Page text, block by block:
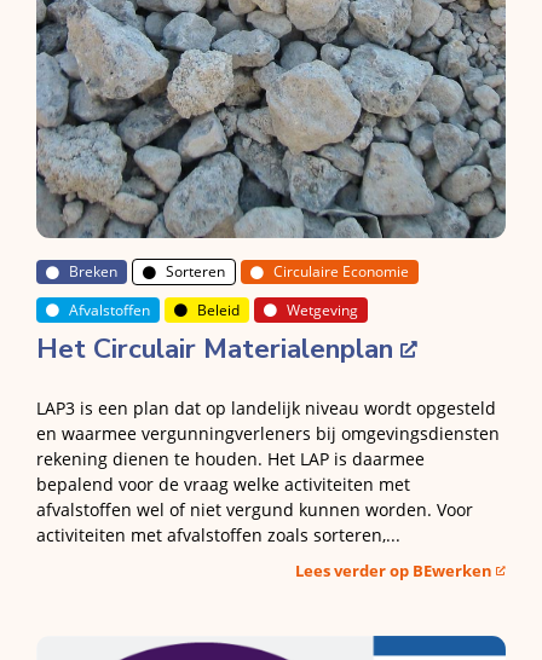
Breken Sorteren
Circulaire Economie
Afvalstoffen
Beleid Wetgeving
Het Circulair Materialenplan
LAP3 is een plan dat op landelijk niveau wordt opgesteld
en waarmee vergunningverleners bij omgevingsdiensten
rekening dienen te houden. Het LAP is daarmee
bepalend voor de vraag welke activiteiten met
afvalstoffen wel of niet vergund kunnen worden. Voor
activiteiten met afvalstoffen zoals sorteren,...
Lees verder op BEwerken